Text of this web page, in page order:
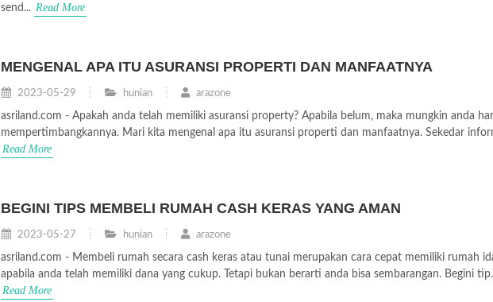
send... Read More
MENGENAL APA ITU ASURANSI PROPERTI DAN MANFAATNYA
2023-05-29 hunian arazone
asriland.com - Apakah anda telah memiliki asuransi property? Apabila belum, maka mungkin anda
mempertimbangkannya. Mari kita mengenal apa itu asuransi properti dan manfaatnya. Sekedar
Read More
BEGINI TIPS MEMBELI RUMAH CASH KERAS YANG AMAN
2023-05-27 hunian arazone
asriland.com - Membeli rumah secara cash keras atau tunai merupakan cara cepat memiliki rumah
apabila anda telah memiliki dana yang cukup. Tetapi bukan berarti anda bisa sembarangan. Begini
Read More